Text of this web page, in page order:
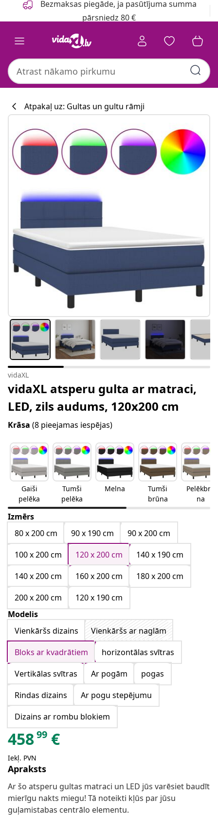
Bezmaksas piegāde, ja pasūtījuma summa
pārsniedz 80 €
Atpakaļ uz: Gultas un gultu rāmji
vidaXL
vidaXL atsperu gulta ar matraci,
LED, zils audums, 120x200 cm
Krāsa (8 pieejamas iespējas)
Gaiši
pelēka
Tumši
pelēka
Melna
Tumši
brūna
Pelēkbrū
na
Izmērs
80 x 200 cm
90 x 190 cm
90 x 200 cm
100 x 200 cm
120 x 200 cm
140 x 190 cm
140 x 200 cm
160 x 200 cm
180 x 200 cm
200 x 200 cm
120 x 190 cm
Modelis
Vienkāršs dizains
Vienkāršs ar naglām
Bloks ar kvadrātiem
horizontālas svītras
Vertikālas svītras
Ar pogām
pogas
Rindas dizains
Ar pogu stepējumu
Dizains ar rombu blokiem
45899 €
Iekļ. PVN
Apraksts
Ar šo atsperu gultas matraci un LED jūs varēsiet baudīt
mierīgu nakts miegu! Tā noteikti kļūs par jūsu
guļamistabas centrālo elementu.